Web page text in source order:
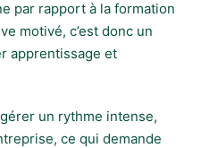
par rapport à la formation
motivé, c’est donc un
apprentissage et
un rythme intense,
ce qui demande